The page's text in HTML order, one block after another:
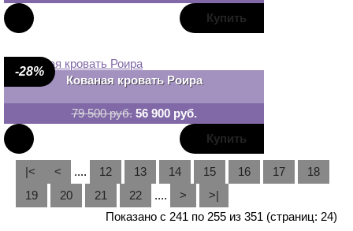
-28%
Кованая кровать Роира
79 500 руб. 56 900 руб.
В
закладки
|< < .... 12 13 14 15 16 17
18
19
20 21 22 .... >
>|
Показано с 241 по 255 из 351 (страниц: 24)